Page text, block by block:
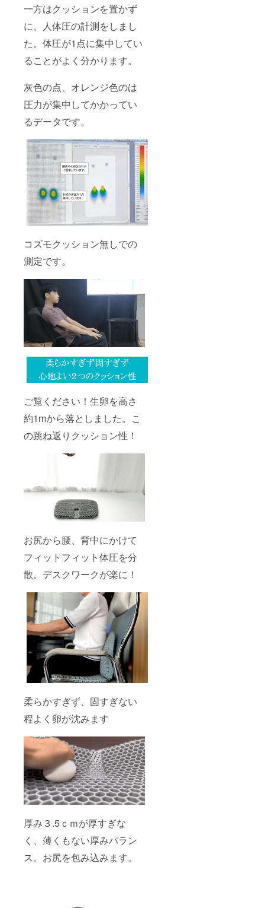
一方はクッションを置かず
に、人体圧の計測をしまし
た。体圧が1点に集中してい
ることがよく分かります。
灰色の点、オレンジ色のは
圧力が集中してかかってい
るデータです。
コズモクッション無しでの
測定です。
ご覧ください！生卵を高さ
約1mから落としました。こ
の跳ね返りクッション性！
お尻から腰、背中にかけて
フィットフィット体圧を分
散。デスクワークが楽に！
柔らかすぎず、固すぎない
程よく卵が沈みます
厚み３.5ｃｍが厚すぎな
く、薄くもない厚みバラン
ス。お尻を包み込みます。